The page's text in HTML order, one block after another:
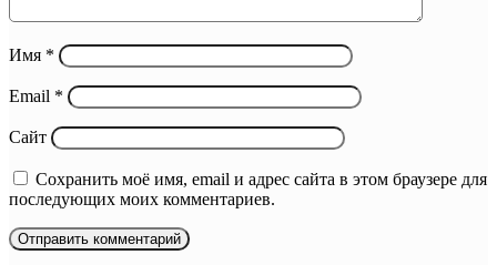
Имя *
Email *
Сайт
Сохранить моё имя, email и адрес сайта в этом браузере для
последующих моих комментариев.